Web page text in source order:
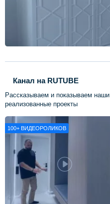
Канал на RUTUBE
Рассказываем и показываем наши
реализованные проекты
100+ ВИДЕОРОЛИКОВ